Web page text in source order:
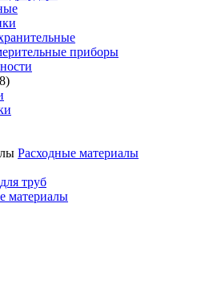
приборы
Расходные материалы
труб
материалы